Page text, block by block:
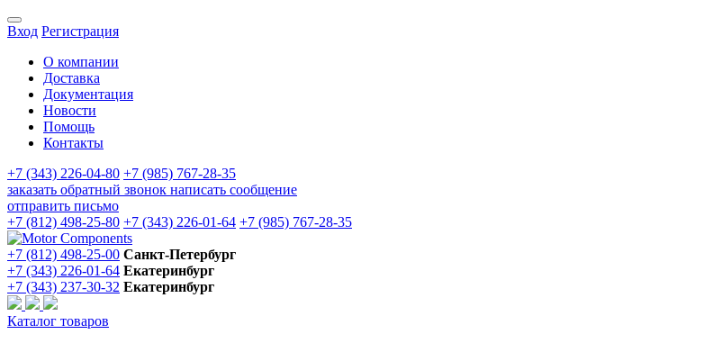
Вход Регистрация
О компании
Доставка
Документация
Новости
Помощь
Контакты
+7 (343) 226-04-80 +7 (985) 767-28-35
заказать обратный звонок написать сообщение
отправить письмо
+7 (812) 498-25-80 +7 (343) 226-01-64 +7 (985) 767-28-35
+7 (812) 498-25-00 Санкт-Петербург
+7 (343) 226-01-64 Екатеринбург
+7 (343) 237-30-32 Екатеринбург
Каталог товаров